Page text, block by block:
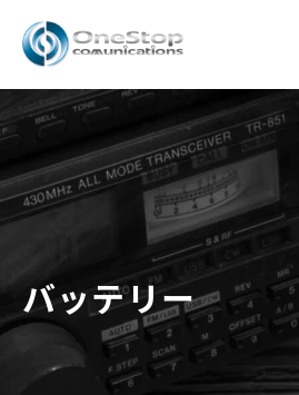
バッテリー